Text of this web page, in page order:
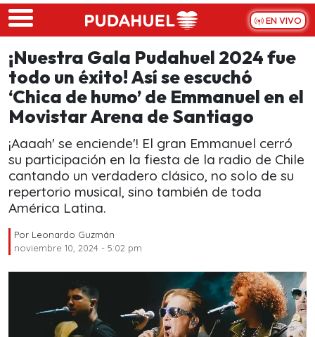
Skip to main content
EN VIVO
¡Nuestra Gala Pudahuel 2024 fue
todo un éxito! Así se escuchó
‘Chica de humo’ de Emmanuel en el
Movistar Arena de Santiago
¡Aaaah' se enciende'! El gran Emmanuel cerró
su participación en la fiesta de la radio de Chile
cantando un verdadero clásico, no solo de su
repertorio musical, sino también de toda
América Latina.
Por Leonardo Guzmán
noviembre 10, 2024 - 5:02 pm